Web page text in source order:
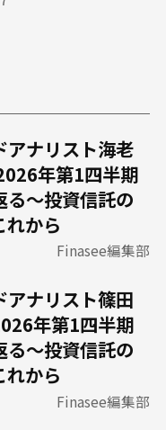
アナリスト海老
年第1四半期
る～投資信託の
れから
Finasee編集部
アナリスト篠田
年第1四半期
る～投資信託の
れから
Finasee編集部